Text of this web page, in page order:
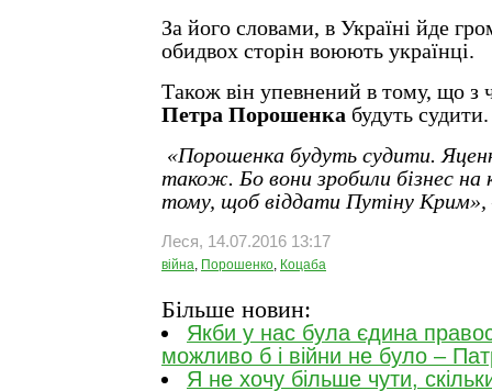
За його словами, в Україні йде
обидвох сторін воюють українці.
Також він упевнений в тому, що з
Петра Порошенка будуть судити.
«Порошенка будуть судити.
також. Бо вони зробили бізнес на
тому, щоб віддати Путіну Крим»,
Леся, 14.07.2016 13:17
війна, Порошенко, Коцаба
Більше новин:
Якби у нас була єдина
можливо б і війни не було –
Я не хочу більше чути,